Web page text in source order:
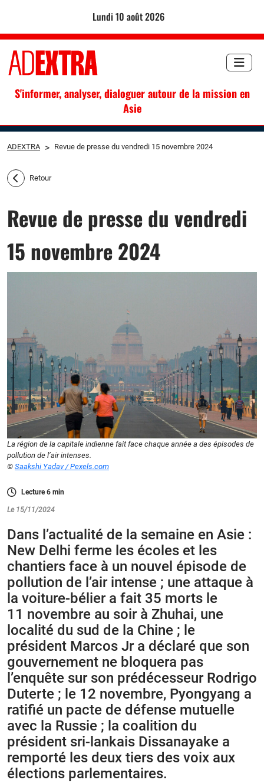
lundi 10 août 2026
S'informer, analyser, dialoguer autour de la mission en
Asie
ADEXTRA > Revue de presse du vendredi 15 novembre 2024
Retour
Revue de presse du vendredi
15 novembre 2024
La région de la capitale indienne fait face chaque année a des épisodes de
pollution de l’air intenses.
© Saakshi Yadav / Pexels.com
Lecture6 min
Le 15/11/2024
Dans l’actualité de la semaine en Asie :
New Delhi ferme les écoles et les
chantiers face à un nouvel épisode de
pollution de l’air intense ; une attaque à
la voiture-bélier a fait 35 morts le
11 novembre au soir à Zhuhai, une
localité du sud de la Chine ; le
président Marcos Jr a déclaré que son
gouvernement ne bloquera pas
l’enquête sur son prédécesseur Rodrigo
Duterte ; le 12 novembre, Pyongyang a
ratifié un pacte de défense mutuelle
avec la Russie ; la coalition du
président sri-lankais Dissanayake a
remporté les deux tiers des voix aux
élections parlementaires.